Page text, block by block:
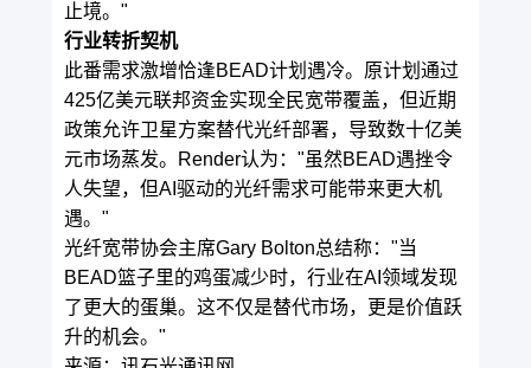
止境。"
行业转折契机
此番需求激增恰逢BEAD计划遇冷。原计划通过
425亿美元联邦资金实现全民宽带覆盖，但近期
政策允许卫星方案替代光纤部署，导致数十亿美
元市场蒸发。Render认为："虽然BEAD遇挫令
人失望，但AI驱动的光纤需求可能带来更大机
遇。"
光纤宽带协会主席Gary Bolton总结称："当
BEAD篮子里的鸡蛋减少时，行业在AI领域发现
了更大的蛋巢。这不仅是替代市场，更是价值跃
升的机会。"